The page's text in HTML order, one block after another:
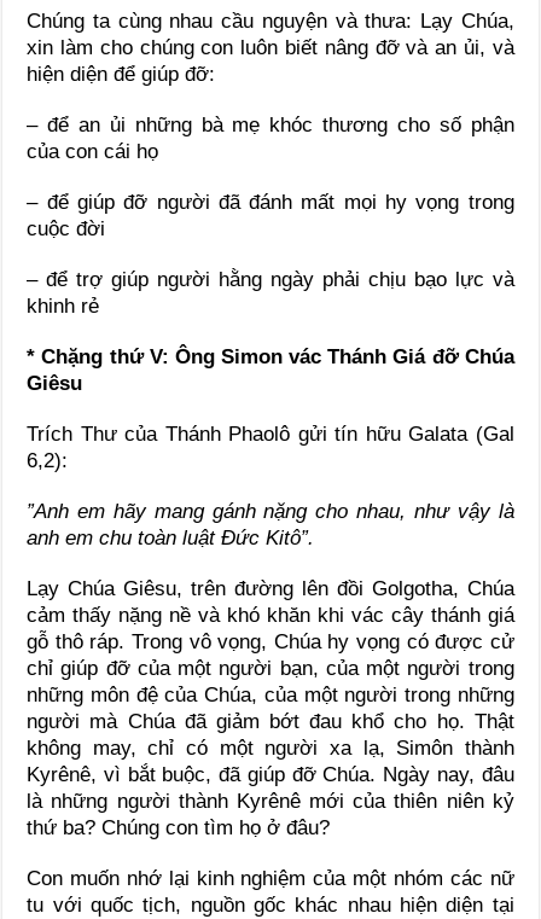
Chúng ta cùng nhau cầu nguyện và thưa: Lạy Chúa,
xin làm cho chúng con luôn biết nâng đỡ và an ủi, và
hiện diện để giúp đỡ:
– để an ủi những bà mẹ khóc thương cho số phận
của con cái họ
– để giúp đỡ người đã đánh mất mọi hy vọng trong
cuộc đời
– để trợ giúp người hằng ngày phải chịu bạo lực và
khinh rẻ
* Chặng thứ V: Ông Simon vác Thánh Giá đỡ Chúa
Giêsu
Trích Thư của Thánh Phaolô gửi tín hữu Galata (Gal
6,2):
”Anh em hãy mang gánh nặng cho nhau, như vậy là
anh em chu toàn luật Đức Kitô”.
Lạy Chúa Giêsu, trên đường lên đồi Golgotha, Chúa
cảm thấy nặng nề và khó khăn khi vác cây thánh giá
gỗ thô ráp. Trong vô vọng, Chúa hy vọng có được cử
chỉ giúp đỡ của một người bạn, của một người trong
những môn đệ của Chúa, của một người trong những
người mà Chúa đã giảm bớt đau khổ cho họ. Thật
không may, chỉ có một người xa lạ, Simôn thành
Kyrênê, vì bắt buộc, đã giúp đỡ Chúa. Ngày nay, đâu
là những người thành Kyrênê mới của thiên niên kỷ
thứ ba? Chúng con tìm họ ở đâu?
Con muốn nhớ lại kinh nghiệm của một nhóm các nữ
tu với quốc tịch, nguồn gốc khác nhau hiện diện tại